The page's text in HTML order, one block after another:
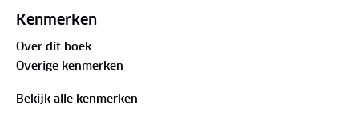
Kenmerken
Over dit boek
Overige kenmerken
Bekijk alle kenmerken